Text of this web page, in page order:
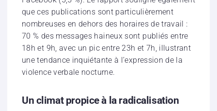
que ces publications sont particulièrement
nombreuses en dehors des horaires de travail :
70 % des messages haineux sont publiés entre
18h et 9h, avec un pic entre 23h et 7h, illustrant
une tendance inquiétante à l’expression de la
violence verbale nocturne.
Un climat propice à la radicalisation